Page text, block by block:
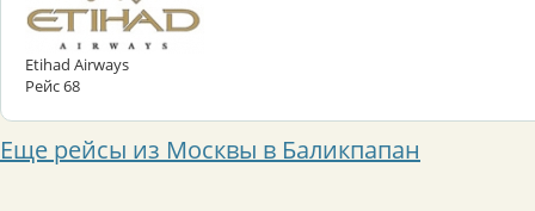
Etihad Airways
Рейс 68
Еще рейсы из Москвы в Баликпапан